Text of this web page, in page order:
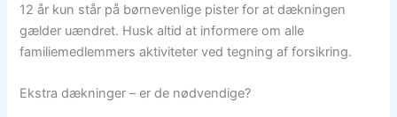
12 år kun står på børnevenlige pister for at dækningen
gælder uændret. Husk altid at informere om alle
familiemedlemmers aktiviteter ved tegning af forsikring.
Ekstra dækninger – er de nødvendige?